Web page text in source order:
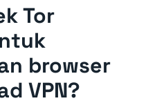
Tor
browser
VPN?